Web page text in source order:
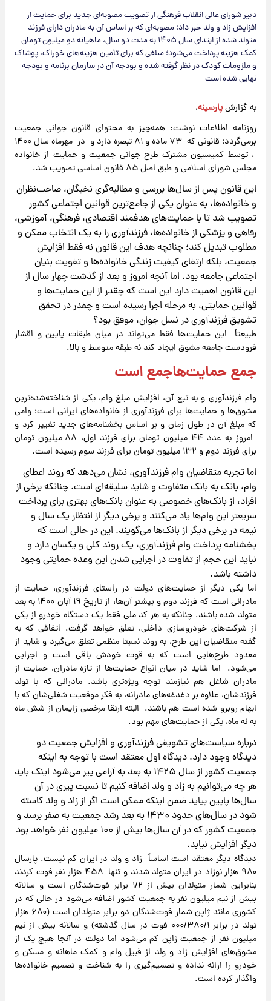
دبیر شورای عالی انقلاب فرهنگی از تصویب مصوبه‌ای جدید برای حمایت از
افزایش زاد و ولد خبر داد؛ مصوبه‌ای که بر اساس آن به مادران دارای فرزند
متولد شده از ابتدای سال ۱۴۰۵ به مدت دو سال، ماهیانه دو میلیون تومان
کمک هزینه پرداخت می‌شود؛ مبلغی که برای تأمین هزینه‌های خوراک، پوشاک
و ملزومات کودک در نظر گرفته شده و بودجه آن در سازمان برنامه و بودجه
نهایی شده است
به گزارشپارسینه،
روزنامه اطلاعات نوشت: همه‌چیز به محتوای قانون جوانی جمعیت
برمی‌گردد؛ قانونی که ۷۳ ماده و ۸۱ تبصره دارد و در مهرماه سال ۱۴۰۰
، توسط کمیسیون مشترک طرح جوانی جمعیت و حمایت از خانواده
مجلس شورای اسلامی و طبق اصل ۸۵ قانون اساسی تصویب شد.
این قانون پس از سال‌ها بررسی و مطالبه‌گری نخبگان، صاحب‌نظران
و خانواده‌ها، به عنوان یکی از جامع‌ترین قوانین اجتماعی کشور
تصویب شد تا با حمایت‌های هدفمند اقتصادی، فرهنگی، آموزشی،
رفاهی و پزشکی از خانواده‌ها، فرزندآوری را به یک انتخاب ممکن و
مطلوب تبدیل کند؛ چنانچه هدف این قانون نه فقط افزایش
جمعیت، بلکه ارتقای کیفیت زندگی خانواده‌ها و تقویت بنیان
اجتماعی جامعه بود. اما آنچه امروز و بعد از گذشت چهار سال از
این قانون اهمیت دارد این است که چقدر از این حمایت‌ها و
قوانین حمایتی، به مرحله اجرا رسیده است و چقدر در تحقق
تشویق فرزندآوری در نسل جوان، موفق بود؟
طبیعتاً این حمایت ها فقط می تواند در میان طبقات پایین و اقشار
فرودست جامعه مشوق ایجاد کند نه طبقه متوسط و بالا.
جمع حمایت‌هاجمع است
وام فرزندآوری و به تبع آن، افزایش مبلغ وام، یکی از شناخته‌شده‌ترین
مشوق‌ها و حمایت‌ها برای فرزندآوری از خانواده‌های ایرانی است؛ وامی
که مبلغ آن در طول زمان و بر اساس بخشنامه‌های جدید تغییر کرد و
امروز به عدد ۴۴ میلیون تومان برای فرزند اول، ۸۸ میلیون تومان
برای فرزند دوم و ۱۳۲ میلیون تومان برای فرزند سوم رسیده است.
اما تجربه متقاضیان وام فرزندآوری، نشان می‌دهد که روند اعطای
وام، بانک به بانک متفاوت‌ و شاید سلیقه‌ای است. چنانکه برخی‌ از
افراد، از بانک‌های خصوصی به عنوان بانک‌های بهتری برای پرداخت
سریعتر این وام‌ها یاد می‌کنند و برخی دیگر از انتظار یک سال و
نیمه در برخی دیگر از بانک‌ها می‌گویند. این در حالی است که
بخشنامه پرداخت وام فرزندآوری، یک روند کلی و یکسان دارد و
نباید این حجم از تفاوت در اجرایی شدن این وعده حمایتی وجود
داشته باشد.
اما یکی دیگر از حمایت‌های دولت در راستای فرزندآوری، حمایت از
مادرانی است که فرزند دوم و بیشتر آن‌ها، از تاریخ ۱۹ آبان ۱۴۰۰ به بعد
متولد شده باشند. چنانکه به هر کد ملی فقط یک دستگاه خودرو از یکی
از شرکت‌های خودروسازی داخلی، تعلق خواهد گرفت. اتفاقی که به
گفته متقاضیان این طرح، به روند نسبتا منظمی تعلق می‌گیرد و شاید از
معدود طرح‌هایی است که به قوت خودش باقی است و اجرایی
می‌شود. اما شاید در میان انواع حمایت‌ها از تازه مادران، حمایت از
مادران شاغل هم نیازمند توجه ویژه‌تری باشد. مادرانی که با تولد
فرزندشان، علاوه بر دغدغه‌های مادرانه، به فکر موقعیت شغلی‌شان که با
ابهام روبرو شده است هم باشند. البته ارتقا مرخصی زایمان از شش ماه
به نه ماه، یکی از حمایت‌های مهم بود.
درباره سیاست‌های تشویقی فرزندآوری و افزایش جمعیت دو
دیدگاه وجود دارد. دیدگاه اول معتقد است با توجه به اینکه
جمعیت کشور از سال ۱۴۲۵ به بعد به آرامی پیر می‌شود اینک باید
هر چه می‌توانیم به زاد و ولد اضافه کنیم تا نسبت پیری در آن
سال‌ها پایین بیاید ضمن اینکه ممکن است اگر از زاد و ولد کاسته
شود در سال‌های حدود ۱۴۳۰ به بعد رشد جمعیت به صفر برسد و
جمعیت کشور که در آن سال‌ها بیش از ۱۰۰ میلیون نفر خواهد بود
دیگر افزایش نیابد.
دیدگاه دیگر معتقد است اساساً زاد و ولد در ایران کم نیست. پارسال
۹۸۰ هزار نوزاد در ایران متولد شدند و تنها ۴۵۸ هزار نفر فوت کردند
بنابراین شمار متولدان بیش از ۱/۲ برابر فوت‌شدگان است و سالانه
بیش از نیم میلیون نفر به جمعیت کشور اضافه می‌شود در حالی که در
کشوری مانند ژاپن شمار فوت‌شدگان دو برابر متولدان است (۶۸۰ هزار
تولد در برابر ۰۰۰/۳۸۰/۱ فوت در سال گذشته) و سالانه بیش از نیم
میلیون نفر از جمعیت ژاپن کم می‌شود اما دولت در آنجا هیچ یک از
مشوق‌های افزایش زاد و ولد از قبیل وام و کمک ماهانه و مسکن و
خودرو را ارائه نداده و تصمیم‌گیری را به شناخت و تصمیم خانواده‌ها
واگذار کرده است.